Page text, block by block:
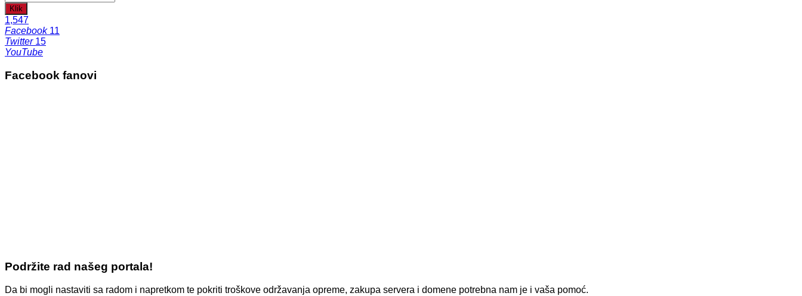
Klik
1,547
Facebook 11
Twitter 15
YouTube
Facebook fanovi
Podržite rad našeg portala!
Da bi mogli nastaviti sa radom i napretkom te pokriti troškove održavanja opreme, zakupa servera i domene potrebna nam je i vaša pomoć.